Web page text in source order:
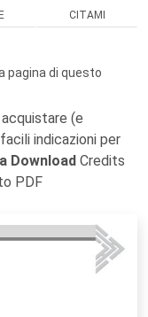
CITAMI
pagina di questo
(e
indicazioni per
Download Credits
PDF